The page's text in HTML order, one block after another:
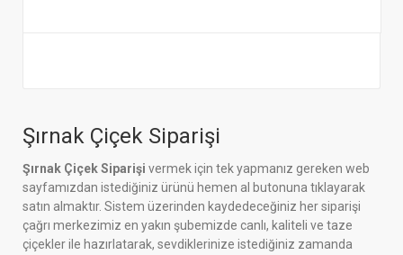
Şırnak Çiçek Siparişi
Şırnak Çiçek Siparişi vermek için tek yapmanız gereken web
sayfamızdan istediğiniz ürünü hemen al butonuna tıklayarak
satın almaktır. Sistem üzerinden kaydedeceğiniz her siparişi
çağrı merkezimiz en yakın şubemizde canlı, kaliteli ve taze
çiçekler ile hazırlatarak, sevdiklerinize istediğiniz zamanda